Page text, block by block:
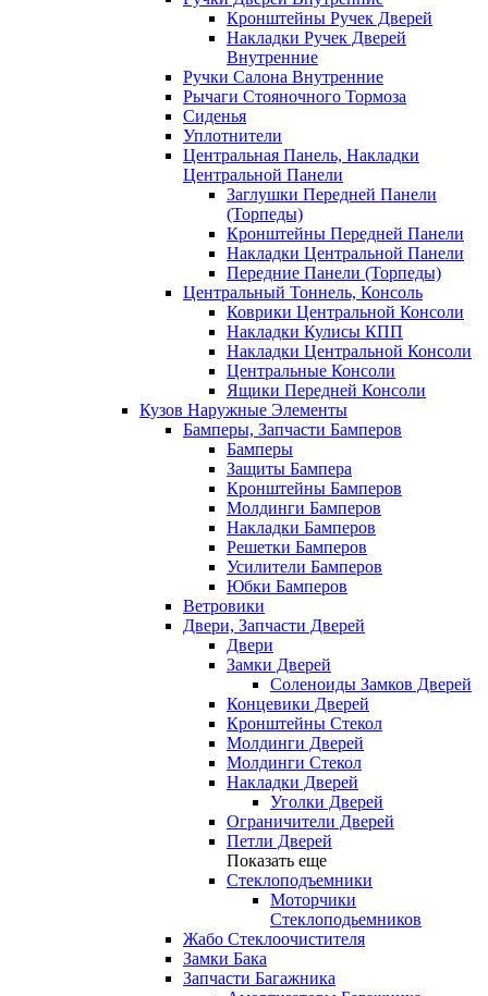
Кронштейны Ручек Дверей
Накладки Ручек Дверей
Внутренние
Ручки Салона Внутренние
Рычаги Стояночного Тормоза
Сиденья
Уплотнители
Центральная Панель, Накладки
Центральной Панели
Заглушки Передней Панели
(Торпеды)
Кронштейны Передней Панели
Накладки Центральной Панели
Передние Панели (Торпеды)
Центральный Тоннель, Консоль
Коврики Центральной Консоли
Накладки Кулисы КПП
Накладки Центральной Консоли
Центральные Консоли
Ящики Передней Консоли
Кузов Наружные Элементы
Бамперы, Запчасти Бамперов
Бамперы
Защиты Бампера
Кронштейны Бамперов
Молдинги Бамперов
Накладки Бамперов
Решетки Бамперов
Усилители Бамперов
Юбки Бамперов
Ветровики
Двери, Запчасти Дверей
Двери
Замки Дверей
Соленоиды Замков Дверей
Концевики Дверей
Кронштейны Стекол
Молдинги Дверей
Молдинги Стекол
Накладки Дверей
Уголки Дверей
Ограничители Дверей
Петли Дверей
Показать еще
Стеклоподъемники
Моторчики
Стеклоподьемников
Жабо Стеклоочистителя
Замки Бака
Запчасти Багажника